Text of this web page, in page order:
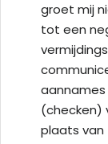
groet mij
tot een
(checken)
plaats van